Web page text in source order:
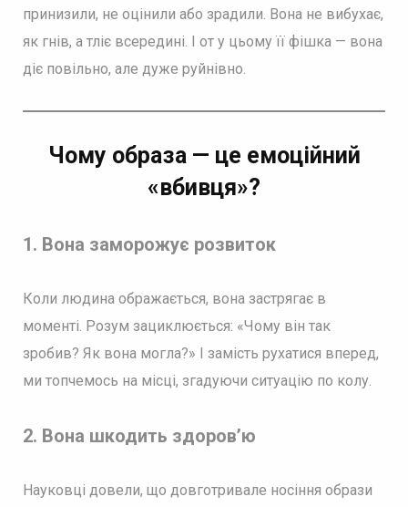
принизили, не оцінили або зрадили. Вона не вибухає,
як гнів, а тліє всередині. І от у цьому її фішка — вона
діє повільно, але дуже руйнівно.
Чому образа — це емоційний
«вбивця»?
1. Вона заморожує розвиток
Коли людина ображається, вона застрягає в
моменті. Розум зациклюється: «Чому він так
зробив? Як вона могла?» І замість рухатися вперед,
ми топчемось на місці, згадуючи ситуацію по колу.
2. Вона шкодить здоров’ю
Науковці довели, що довготривале носіння образи